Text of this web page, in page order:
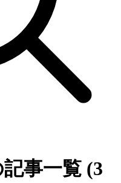
事一覧 (3